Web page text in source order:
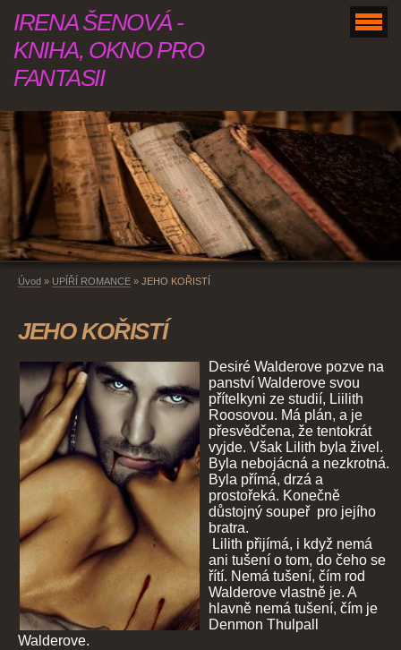
IRENA ŠENOVÁ -
KNIHA, OKNO PRO
FANTASII
Úvod » UPÍŘÍ ROMANCE » JEHO KOŘISTÍ
JEHO KOŘISTÍ
Desiré Walderove pozve na
panství Walderove svou
přítelkyni ze studií, Liilith
Roosovou. Má plán, a je
přesvědčena, že tentokrát
vyjde. Však Lilith byla živel.
Byla nebojácná a nezkrotná.
Byla přímá, drzá a
prostořeká. Konečně
důstojný soupeř pro jejího
bratra.
Lilith přijímá, i když nemá
ani tušení o tom, do čeho se
řítí. Nemá tušení, čím rod
Walderove vlastně je. A
hlavně nemá tušení, čím je
Denmon Thulpall
Walderove.